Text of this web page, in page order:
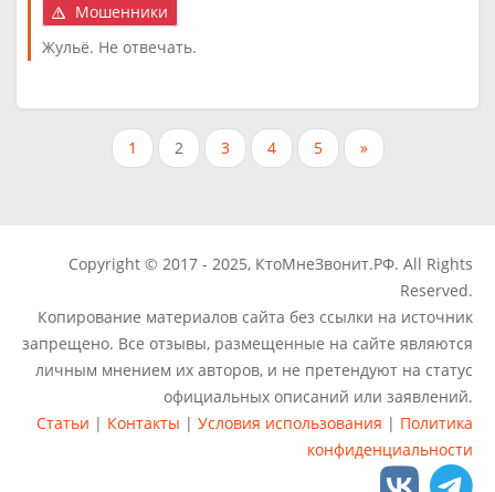
Мошенники
Жульё. Не отвечать.
1 2 3 4 5 »
Copyright © 2017 - 2025, КтоМнеЗвонит.РФ. All Rights
Reserved.
Копирование материалов сайта без ссылки на источник
запрещено. Все отзывы, размещенные на сайте являются
личным мнением их авторов, и не претендуют на статус
официальных описаний или заявлений.
Статьи | Контакты | Условия использования | Политика
конфиденциальности